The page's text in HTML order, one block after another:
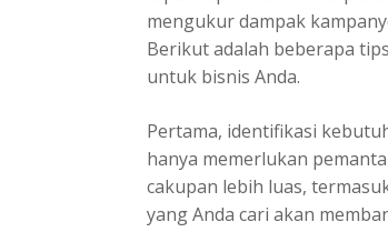
mengukur dampak
Berikut adalah beberapa
untuk bisnis Anda.
Pertama, identifikasi
hanya memerlukan
cakupan lebih luas,
yang Anda cari akan